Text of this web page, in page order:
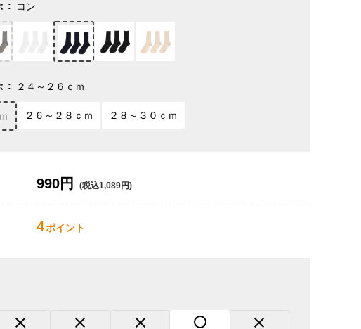
コン
２４～２６ｃｍ
２６～２８ｃｍ ２８～３０ｃｍ
990円 (税込1,089円)
4ポイント